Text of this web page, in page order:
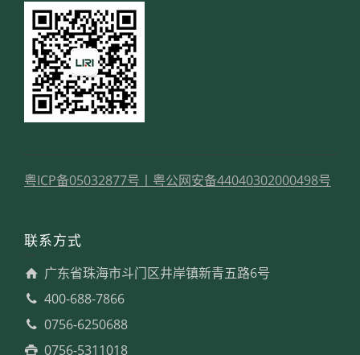
粤ICP备05032877号 丨 粤公网安备44040302000498号
联系方式
广东省珠海市斗门区井岸镇新青五路6号
400-688-7866
0756-6250688
0756-5311018